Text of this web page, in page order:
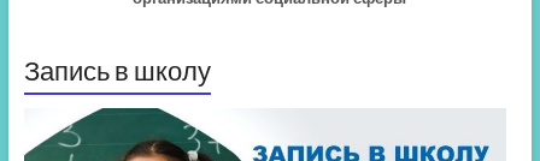
Запись в школу